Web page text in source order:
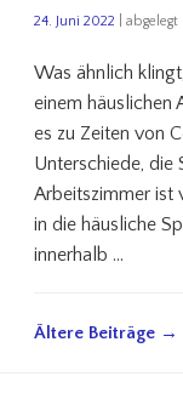
24. Juni 2022 |
Was ähnlich
einem häuslichen
es zu Zeiten von
Unterschiede, die
Arbeitszimmer ist
in die häusliche
innerhalb …
Ältere Beiträge →